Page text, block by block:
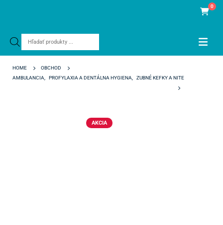
Products
0
HOME
OBCHOD
AMBULANCIA
PROFYLAXIA A DENTÁLNA HYGIENA ZUBNÉ KEFKY A NITE
AKCIA